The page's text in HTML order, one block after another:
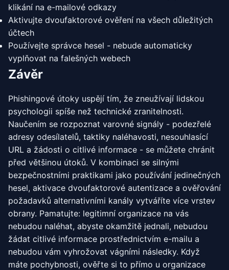
klikání na e-mailové odkazy
Aktivujte dvoufaktorové ověření na všech důležitých
účtech
Používejte správce hesel - nebude automaticky
vyplňovat na falešných webech
Závěr
Phishingové útoky uspějí tím, že zneužívají lidskou
psychologii spíše než technické zranitelnosti.
Naučením se rozpoznat varovné signály - podezřelé
adresy odesílatelů, taktiky naléhavosti, nesouhlasící
URL a žádosti o citlivé informace - se můžete chránit
před většinou útoků. V kombinaci se silnými
bezpečnostními praktikami jako používání jedinečných
hesel, aktivace dvoufaktorové autentizace a ověřování
požadavků alternativními kanály vytváříte více vrstev
obrany. Pamatujte: legitimní organizace na vás
nebudou naléhat, abyste okamžitě jednali, nebudou
žádat citlivé informace prostřednictvím e-mailu a
nebudou vám vyhrožovat vágními následky. Když
máte pochybnosti, ověřte si to přímo u organizace